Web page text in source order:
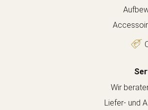
Wir
Liefer- und